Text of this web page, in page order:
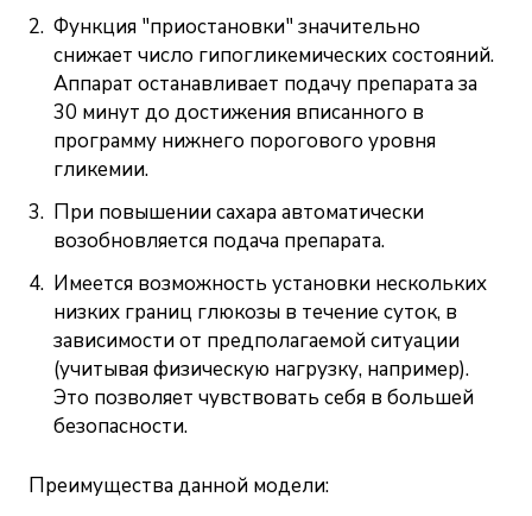
Функция "приостановки" значительно
снижает число гипогликемических состояний.
Аппарат останавливает подачу препарата за
30 минут до достижения вписанного в
программу нижнего порогового уровня
гликемии.
При повышении сахара автоматически
возобновляется подача препарата.
Имеется возможность установки нескольких
низких границ глюкозы в течение суток, в
зависимости от предполагаемой ситуации
(учитывая физическую нагрузку, например).
Это позволяет чувствовать себя в большей
безопасности.
Преимущества данной модели: